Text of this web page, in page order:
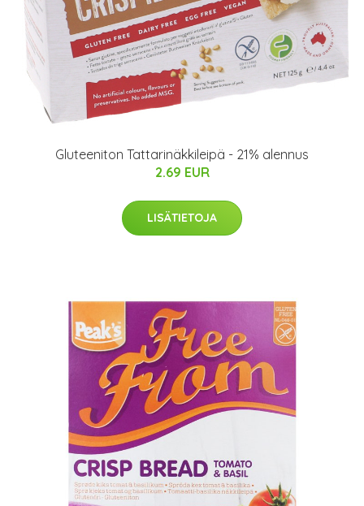
Gluteeniton Tattarinäkkileipä - 21% alennus
2.69 EUR
LISÄTIETOJA